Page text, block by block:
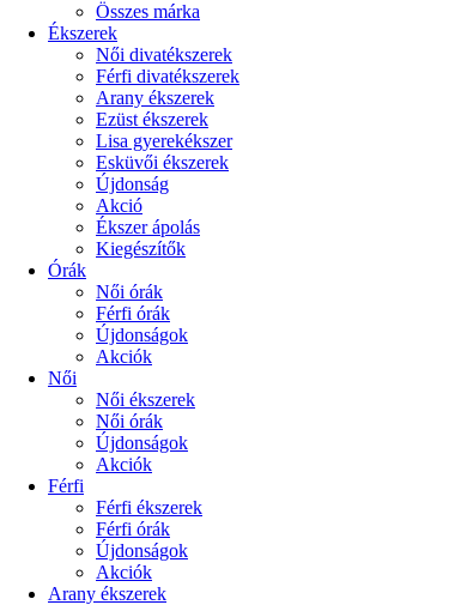
Összes márka
Ékszerek
Női divatékszerek
Férfi divatékszerek
Arany ékszerek
Ezüst ékszerek
Lisa gyerekékszer
Esküvői ékszerek
Újdonság
Akció
Ékszer ápolás
Kiegészítők
Órák
Női órák
Férfi órák
Újdonságok
Akciók
Női
Női ékszerek
Női órák
Újdonságok
Akciók
Férfi
Férfi ékszerek
Férfi órák
Újdonságok
Akciók
Arany ékszerek